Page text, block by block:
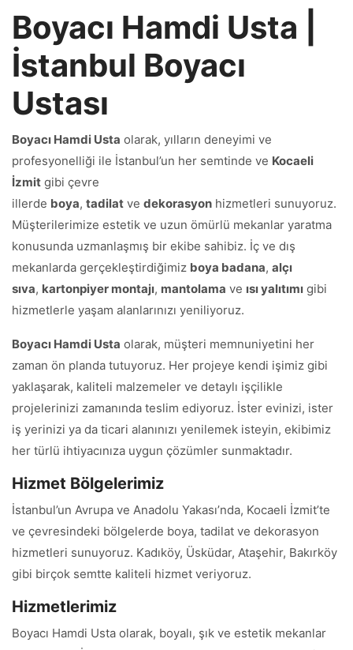
Boyacı Hamdi Usta |
İstanbul Boyacı
Ustası
Boyacı Hamdi Usta olarak, yılların deneyimi ve
profesyonelliği ile İstanbul’un her semtinde ve Kocaeli
İzmit gibi çevre
illerde boya, tadilat ve dekorasyon hizmetleri sunuyoruz.
Müşterilerimize estetik ve uzun ömürlü mekanlar yaratma
konusunda uzmanlaşmış bir ekibe sahibiz. İç ve dış
mekanlarda gerçekleştirdiğimiz boya badana, alçı
sıva, kartonpiyer montajı, mantolama ve ısı yalıtımı gibi
hizmetlerle yaşam alanlarınızı yeniliyoruz.
Boyacı Hamdi Usta olarak, müşteri memnuniyetini her
zaman ön planda tutuyoruz. Her projeye kendi işimiz gibi
yaklaşarak, kaliteli malzemeler ve detaylı işçilikle
projelerinizi zamanında teslim ediyoruz. İster evinizi, ister
iş yerinizi ya da ticari alanınızı yenilemek isteyin, ekibimiz
her türlü ihtiyacınıza uygun çözümler sunmaktadır.
Hizmet Bölgelerimiz
İstanbul’un Avrupa ve Anadolu Yakası’nda, Kocaeli İzmit’te
ve çevresindeki bölgelerde boya, tadilat ve dekorasyon
hizmetleri sunuyoruz. Kadıköy, Üsküdar, Ataşehir, Bakırköy
gibi birçok semtte kaliteli hizmet veriyoruz.
Hizmetlerimiz
Boyacı Hamdi Usta olarak, boyalı, şık ve estetik mekanlar